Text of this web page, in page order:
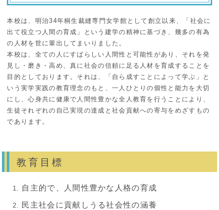
本校は、明治34年桐生裁縫専門女学館として創立以来、「社会に
出て役立つ人間の育成」という建学の精神に基づき、幾多の有為
の人材を世に輩出してまいりました。
本校は、全ての人にすばらしい人間性と可能性があり、それを発
見し・磨き・高め、真に社会の信頼に足る人材を育成することを
目的としております。それは、「自ら成すことによって学ぶ」と
いう実学実践の教育理念のもと、一人ひとりの個性と能力を大切
にし、心身共に健康で人間性豊かな全人教育を行うことにより、
生徒それぞれの自己実現の達成と社会貢献への寄与をめざすもの
であります。
教育目標
自主的で、人間性豊かな人格の育成
民主社会に貢献しうる社会性の涵養